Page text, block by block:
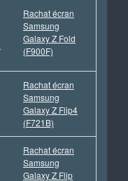
Rachat écran
Samsung
Galaxy Z Fold
(F900F)
Rachat écran
Samsung
Galaxy Z Flip4
(F721B)
Rachat écran
Samsung
Galaxy Z Flip